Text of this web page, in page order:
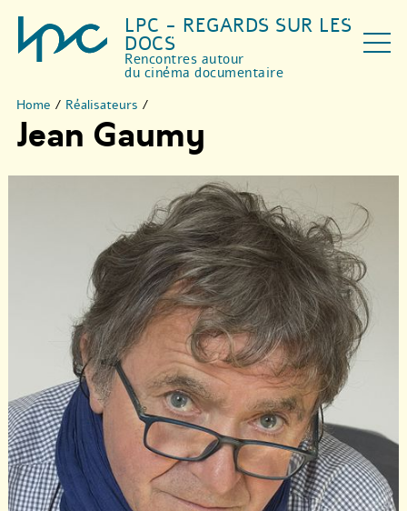
LPC - REGARDS SUR LES
DOCS
Rencontres autour
du cinéma documentaire
Home / Réalisateurs /
Jean Gaumy